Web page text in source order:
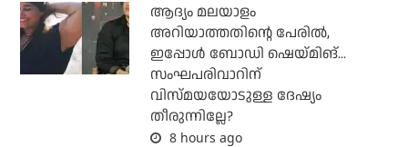
ആദ്യം മലയാളം
അറിയാത്തതിന്റെ പേരില്‍,
ഇപ്പോള്‍ ബോഡി ഷെയ്മിങ്...
സംഘപരിവാറിന്
വിസ്മയയോടുള്ള ദേഷ്യം
തീരുന്നില്ലേ?
8 hours ago